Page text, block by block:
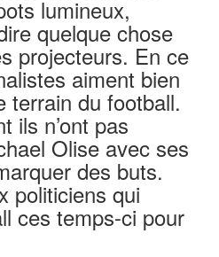
lumineux,
quelque chose
projecteurs. En ce
aiment bien
terrain du football.
ils n’ont pas
Olise avec ses
des buts.
politiciens qui
ces temps-ci pour